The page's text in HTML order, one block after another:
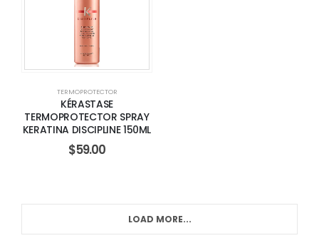
TERMOPROTECTOR
KÉRASTASE
TERMOPROTECTOR SPRAY
KERATINA DISCIPLINE 150ML
$59.00
LOAD MORE...